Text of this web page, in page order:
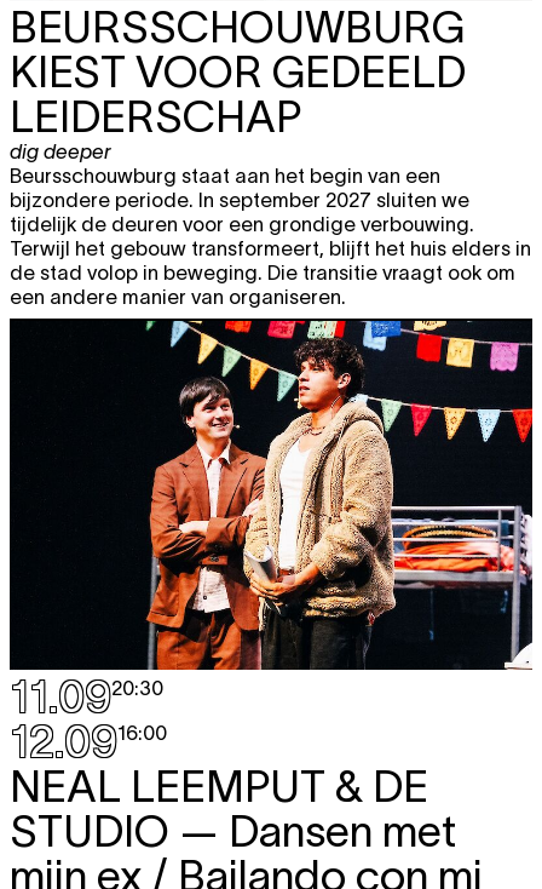
BEURSSCHOUWBURG
KIEST VOOR GEDEELD
LEIDERSCHAP
dig deeper
Beursschouwburg staat aan het begin van een
bijzondere periode. In september 2027 sluiten we
tijdelijk de deuren voor een grondige verbouwing.
Terwijl het gebouw transformeert, blijft het huis elders in
de stad volop in beweging. Die transitie vraagt ook om
een andere manier van organiseren.
11.0920:30
12.0916:00
NEAL LEEMPUT & DE
STUDIO — Dansen met
mijn ex / Bailando con mi